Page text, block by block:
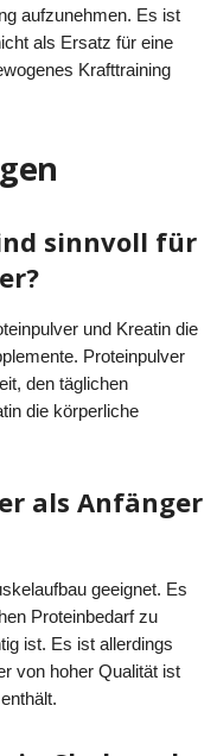
aufzunehmen. Es ist
als Ersatz für eine
Krafttraining
sinnvoll für
und Kreatin die
Proteinpulver
den täglichen
die körperliche
als Anfänger
geeignet. Es
Proteinbedarf zu
ist. Es ist allerdings
von hoher Qualität ist